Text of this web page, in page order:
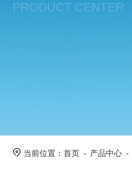
PRODUCT CENTER
当前位置： 首页 - 产品中心 -